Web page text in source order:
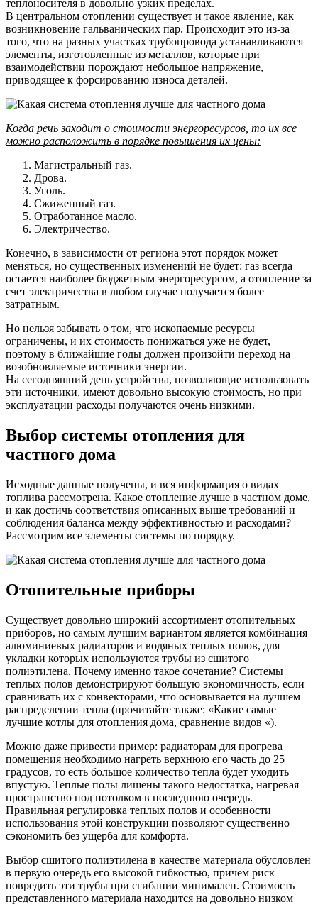
теплоносителя в довольно узких пределах.
В центральном отоплении существует и такое явление, как
возникновение гальванических пар. Происходит это из-за
того, что на разных участках трубопровода устанавливаются
элементы, изготовленные из металлов, которые при
взаимодействии порождают небольшое напряжение,
приводящее к форсированию износа деталей.
Когда речь заходит о стоимости энергоресурсов, то их все
можно расположить в порядке повышения их цены:
Магистральный газ.
Дрова.
Уголь.
Сжиженный газ.
Отработанное масло.
Электричество.
Конечно, в зависимости от региона этот порядок может
меняться, но существенных изменений не будет: газ всегда
остается наиболее бюджетным энергоресурсом, а отопление за
счет электричества в любом случае получается более
затратным.
Но нельзя забывать о том, что ископаемые ресурсы
ограничены, и их стоимость понижаться уже не будет,
поэтому в ближайшие годы должен произойти переход на
возобновляемые источники энергии.
На сегодняшний день устройства, позволяющие использовать
эти источники, имеют довольно высокую стоимость, но при
эксплуатации расходы получаются очень низкими.
Выбор системы отопления для
частного дома
Исходные данные получены, и вся информация о видах
топлива рассмотрена. Какое отопление лучше в частном доме,
и как достичь соответствия описанных выше требований и
соблюдения баланса между эффективностью и расходами?
Рассмотрим все элементы системы по порядку.
Отопительные приборы
Существует довольно широкий ассортимент отопительных
приборов, но самым лучшим вариантом является комбинация
алюминиевых радиаторов и водяных теплых полов, для
укладки которых используются трубы из сшитого
полиэтилена. Почему именно такое сочетание? Системы
теплых полов демонстрируют большую экономичность, если
сравнивать их с конвекторами, что основывается на лучшем
распределении тепла (прочитайте также: «Какие самые
лучшие котлы для отопления дома, сравнение видов «).
Можно даже привести пример: радиаторам для прогрева
помещения необходимо нагреть верхнюю его часть до 25
градусов, то есть большое количество тепла будет уходить
впустую. Теплые полы лишены такого недостатка, нагревая
пространство под потолком в последнюю очередь.
Правильная регулировка теплых полов и особенности
использования этой конструкции позволяют существенно
сэкономить без ущерба для комфорта.
Выбор сшитого полиэтилена в качестве материала обусловлен
в первую очередь его высокой гибкостью, причем риск
повредить эти трубы при сгибании минимален. Стоимость
представленного материала находится на довольно низком